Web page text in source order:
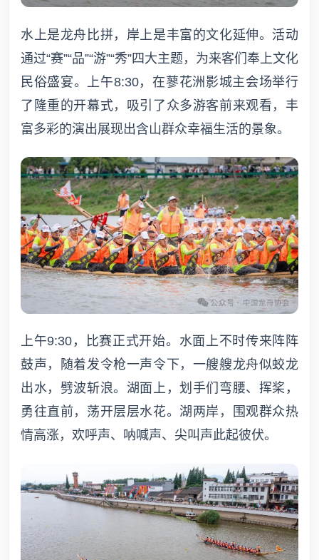
水上是龙舟比拼，岸上是丰富的文化延伸。活动
通过“赛”“品”“游”“秀”四大主题，为来客们奉上文化
民俗盛宴。上午8:30，在蓼花洲影城主会场举行
了隆重的开幕式，吸引了众多游客前来观看，丰
富多彩的演出展现出含山群众幸福生活的景象。
上午9:30，比赛正式开始。水面上不时传来阵阵
鼓声，随着发令枪一声令下，一艘艘龙舟似蛟龙
出水，劈波斩浪。湖面上，划手们弯腰、挥桨，
勇往直前，荡开层层水花。湖两岸，围观群众热
情高涨，欢呼声、呐喊声、尖叫声此起彼伏。